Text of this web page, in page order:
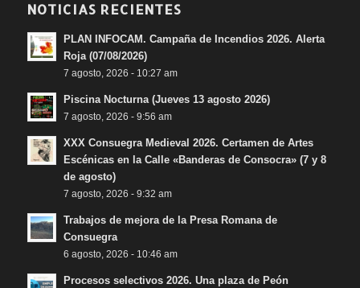
NOTICIAS RECIENTES
PLAN INFOCAM. Campaña de Incendios 2026. Alerta
Roja (07/08/2026)
7 agosto, 2026 - 10:27 am
Piscina Nocturna (Jueves 13 agosto 2026)
7 agosto, 2026 - 9:56 am
XXX Consuegra Medieval 2026. Certamen de Artes
Escénicas en la Calle «Banderas de Consocra» (7 y 8
de agosto)
7 agosto, 2026 - 9:32 am
Trabajos de mejora de la Presa Romana de
Consuegra
6 agosto, 2026 - 10:46 am
Procesos selectivos 2026. Una plaza de Peón